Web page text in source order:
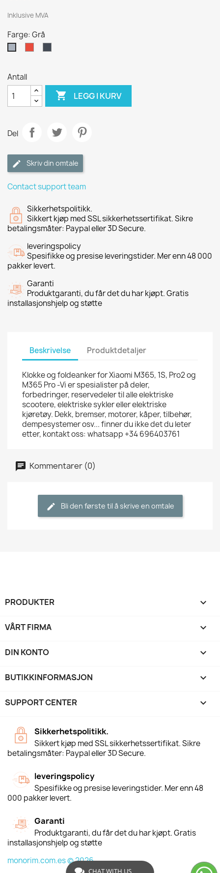
Inklusive MVA
Farge: Grå
Antall
 LEGG I KURV
Del
Skriv din omtale
Contact support team
Sikkerhetspolitikk.
Sikkert kjøp med SSL sikkerhetssertifikat. Sikre
betalingsmåter: Paypal eller 3D Secure.
leveringspolicy
Spesifikke og presise leveringstider. Mer enn 48 000
pakker levert.
Garanti
Produktgaranti, du får det du har kjøpt. Gratis
installasjonshjelp og støtte
Beskrivelse Produktdetaljer
Klokke og foldeanker for Xiaomi M365, 1S, Pro2 og
M365 Pro -Vi er spesialister på deler,
forbedringer, reservedeler til alle elektriske
scootere, elektriske sykler eller elektriske
kjøretøy. Dekk, bremser, motorer, kåper, tilbehør,
dempesystemer osv... finner du ikke det du leter
etter, kontakt oss: whatsapp +34 696403761
Kommentarer (0)
Bli den første til å skrive en omtale
PRODUKTER 
VÅRT FIRMA 
DIN KONTO 
BUTIKKINFORMASJON keyboard_arrow_down
SUPPORT CENTER 
Sikkerhetspolitikk.
Sikkert kjøp med SSL sikkerhetssertifikat. Sikre
betalingsmåter: Paypal eller 3D Secure.
leveringspolicy
Spesifikke og presise leveringstider. Mer enn 48
000 pakker levert.
Garanti
Produktgaranti, du får det du har kjøpt. Gratis
installasjonshjelp og støtte
monorim.com.es © 2026
CHAT WITH US